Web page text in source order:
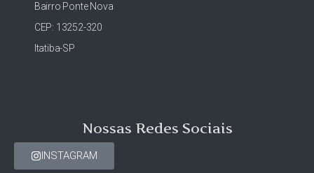
Bairro Ponte Nova
CEP: 13252-320
Itatiba-SP
Nossas Redes Sociais
INSTAGRAM